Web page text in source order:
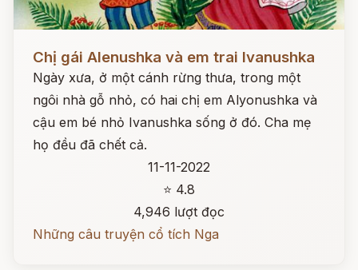
Chị gái Alenushka và em trai Ivanushka
Ngày xưa, ở một cánh rừng thưa, trong một
ngôi nhà gỗ nhỏ, có hai chị em Alyonushka và
cậu em bé nhỏ Ivanushka sống ở đó. Cha mẹ
họ đều đã chết cả.
11-11-2022
⭐ 4.8
4,946 lượt đọc
Những câu truyện cổ tích Nga